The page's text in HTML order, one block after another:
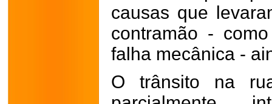
causas que
contramão -
falha mecânica -
O trânsito na